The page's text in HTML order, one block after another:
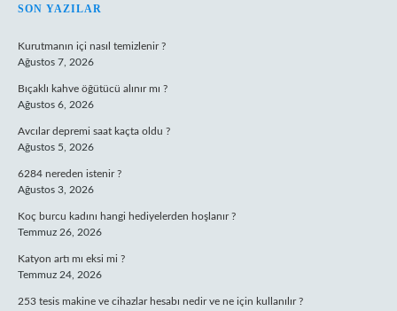
SIDEBAR
SON YAZILAR
Kurutmanın içi nasıl temizlenir ?
Ağustos 7, 2026
Bıçaklı kahve öğütücü alınır mı ?
Ağustos 6, 2026
Avcılar depremi saat kaçta oldu ?
Ağustos 5, 2026
6284 nereden istenir ?
Ağustos 3, 2026
Koç burcu kadını hangi hediyelerden hoşlanır ?
Temmuz 26, 2026
Katyon artı mı eksi mi ?
Temmuz 24, 2026
253 tesis makine ve cihazlar hesabı nedir ve ne için kullanılır ?